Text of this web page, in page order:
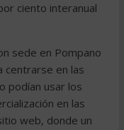
ciento interanual
sede en Pompano
centrarse en las
podían usar los
en las
web, donde un